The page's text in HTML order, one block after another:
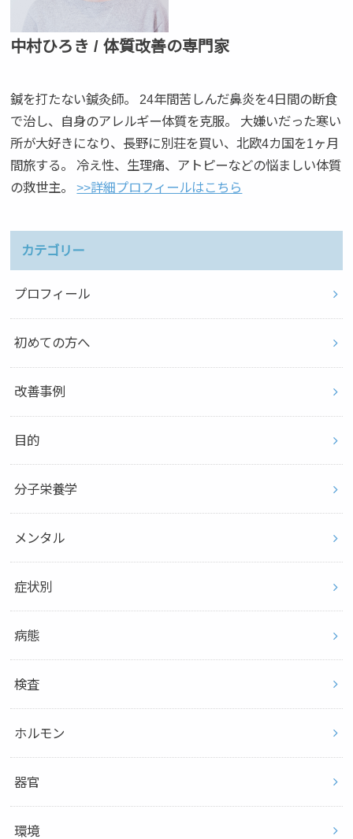
中村ひろき / 体質改善の専門家
鍼を打たない鍼灸師。 24年間苦しんだ鼻炎を4日間の断食
で治し、自身のアレルギー体質を克服。 大嫌いだった寒い
所が大好きになり、長野に別荘を買い、北欧4カ国を1ヶ月
間旅する。 冷え性、生理痛、アトピーなどの悩ましい体質
の救世主。>>詳細プロフィールはこちら
カテゴリー
プロフィール
初めての方へ
改善事例
目的
分子栄養学
メンタル
症状別
病態
検査
ホルモン
器官
環境